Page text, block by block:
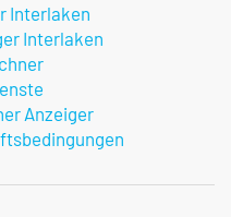
Interlaken
Interlaken
Anzeiger